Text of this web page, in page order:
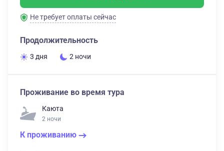
Не требует оплаты сейчас
Продолжительность
3 дня 2 ночи
Проживание во время тура
Каюта
2 ночи
К проживанию